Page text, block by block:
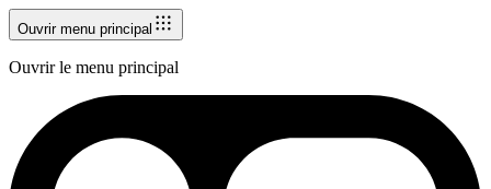
Ouvrir menu principal
Ouvrir le menu principal